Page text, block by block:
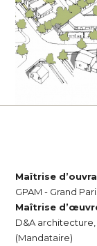
Maîtrise
GPAM - Grand
Maîtrise
D&A
(Mandataire)